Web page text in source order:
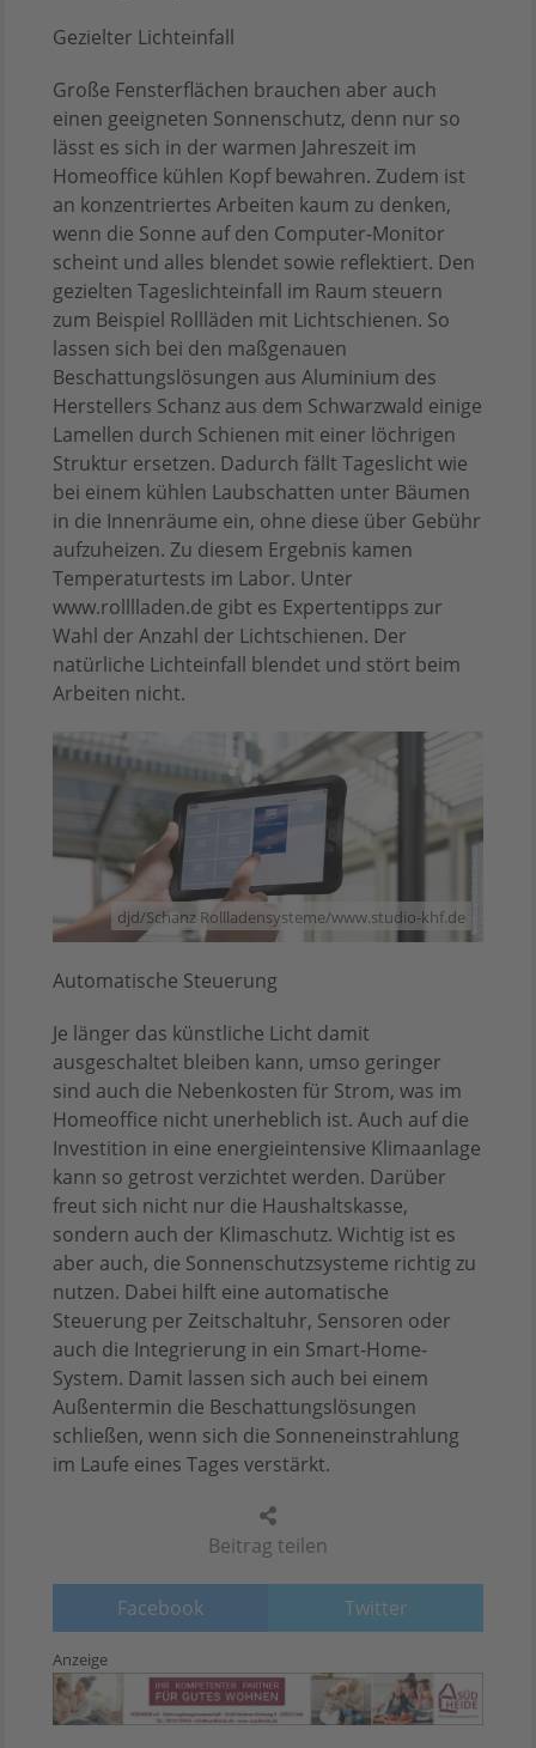
Beitrag teilen
Facebook Twitter
Gezielter Lichteinfall
Große Fensterflächen brauchen aber auch
einen geeigneten Sonnenschutz, denn nur so
lässt es sich in der warmen Jahreszeit im
Homeoffice kühlen Kopf bewahren. Zudem ist
an konzentriertes Arbeiten kaum zu denken,
wenn die Sonne auf den Computer-Monitor
scheint und alles blendet sowie reflektiert. Den
gezielten Tageslichteinfall im Raum steuern
zum Beispiel Rollläden mit Lichtschienen. So
lassen sich bei den maßgenauen
Beschattungslösungen aus Aluminium des
Herstellers Schanz aus dem Schwarzwald einige
Lamellen durch Schienen mit einer löchrigen
Struktur ersetzen. Dadurch fällt Tageslicht wie
bei einem kühlen Laubschatten unter Bäumen
in die Innenräume ein, ohne diese über Gebühr
aufzuheizen. Zu diesem Ergebnis kamen
Temperaturtests im Labor. Unter
www.rolllladen.de gibt es Expertentipps zur
Wahl der Anzahl der Lichtschienen. Der
natürliche Lichteinfall blendet und stört beim
Arbeiten nicht.
djd/Schanz Rollladensysteme/www.studio-khf.de
Automatische Steuerung
Je länger das künstliche Licht damit
ausgeschaltet bleiben kann, umso geringer
sind auch die Nebenkosten für Strom, was im
Homeoffice nicht unerheblich ist. Auch auf die
Investition in eine energieintensive Klimaanlage
kann so getrost verzichtet werden. Darüber
freut sich nicht nur die Haushaltskasse,
sondern auch der Klimaschutz. Wichtig ist es
aber auch, die Sonnenschutzsysteme richtig zu
nutzen. Dabei hilft eine automatische
Steuerung per Zeitschaltuhr, Sensoren oder
auch die Integrierung in ein Smart-Home-
System. Damit lassen sich auch bei einem
Außentermin die Beschattungslösungen
schließen, wenn sich die Sonneneinstrahlung
im Laufe eines Tages verstärkt.
Anzeige